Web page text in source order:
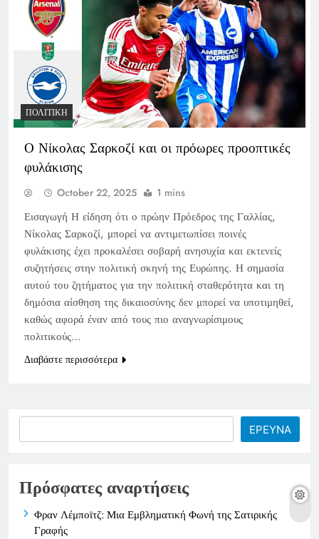
ΠΟΛΙΤΙΚΉ
Ο Νίκολας Σαρκοζί και οι πρόωρες προοπτικές
φυλάκισης
October 22, 2025 1 mins
Εισαγωγή Η είδηση ότι ο πρώην Πρόεδρος της Γαλλίας,
Νίκολας Σαρκοζί, μπορεί να αντιμετωπίσει ποινές
φυλάκισης έχει προκαλέσει σοβαρή ανησυχία και εκτενείς
συζητήσεις στην πολιτική σκηνή της Ευρώπης. Η σημασία
αυτού του ζητήματος για την πολιτική σταθερότητα και τη
δημόσια αίσθηση της δικαιοσύνης δεν μπορεί να υποτιμηθεί,
καθώς αφορά έναν από τους πιο αναγνωρίσιμους
πολιτικούς…
Διαβάστε περισσότερα
ΕΡΕΥΝΑ
Πρόσφατες αναρτήσεις
Φραν Λέμποϊτζ: Μια Εμβληματική Φωνή της Σατιρικής
Γραφής